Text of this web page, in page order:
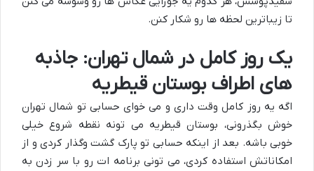
تا زیباترین لحظه ها رو شکار کنن.
یک روز کامل در شمال تهران: جاذبه
های اطراف بوستان قیطریه
اگه یه روز کامل وقت داری و می خوای حسابی تو شمال تهران
خوش بگذرونی، بوستان قیطریه می تونه نقطه شروع خیلی
خوبی باشه. بعد از اینکه حسابی تو پارک گشت وگذار کردی و از
امکاناتش استفاده کردی، می تونی برنامه ات رو با سر زدن به